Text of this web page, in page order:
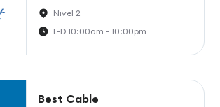
Nivel 2
L-D 10:00am - 10:00pm
Best Cable